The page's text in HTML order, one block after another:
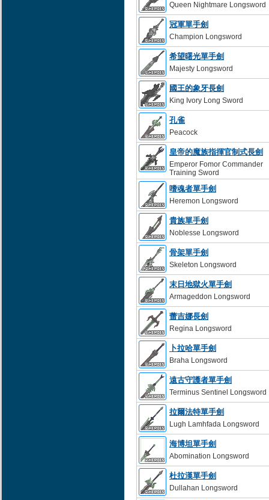
Queen Nightmare Longsword
冠軍單手劍
Champion Longsword
希望曙光單手劍
Majesty Longsword
國王的象牙長劍
King Ivory Long Sword
孔雀
Peacock
皇帝的魔族指揮官制式長劍
Emperor Fomor Commander
Training Sword
嗜魂者單手劍
Heremon Longsword
貴族單手劍
Noblesse Longsword
骨架單手劍
Skeleton Longsword
末日地獄火單手劍
Armageddon Longsword
蕾吉娜長劍
Regina Longsword
卜拉哈單手劍
Braha Longsword
遠古守護者單手劍
Terminus Sentinel Longsword
拉爾法特單手劍
Lugh Lamhfada Longsword
海博坦單手劍
Abomination Longsword
杜拉漢單手劍
Dullahan Longsword